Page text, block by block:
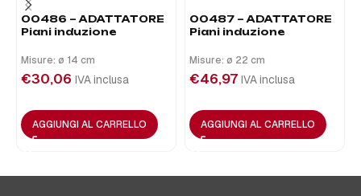
00486 – ADATTATORE
Piani induzione
Misure: ø 14 cm
€30,06 IVA inclusa
AGGIUNGI AL CARRELLO
00487 – ADATTATORE
Piani induzione
Misure: ø 22 cm
€46,97 IVA inclusa
AGGIUNGI AL CARRELLO